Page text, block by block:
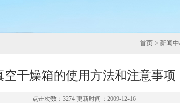
首页 > 新闻
空干燥箱的使用方法和注意事项
点击次数：3274 更新时间：2009-12-16